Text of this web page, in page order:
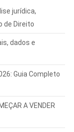
jurídica,
de Direito
dados e
Guia Completo
A VENDER